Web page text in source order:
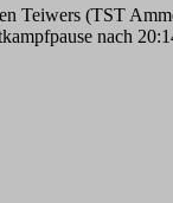
Teiwers (TST
nach